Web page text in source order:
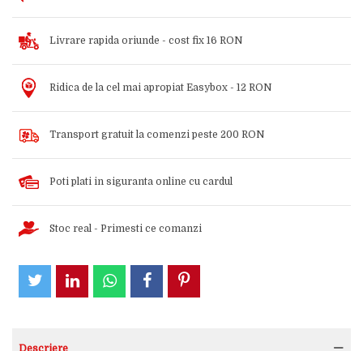
Livrare rapida oriunde - cost fix 16 RON
Ridica de la cel mai apropiat Easybox - 12 RON
Transport gratuit la comenzi peste 200 RON
Poti plati in siguranta online cu cardul
Stoc real - Primesti ce comanzi
Descriere